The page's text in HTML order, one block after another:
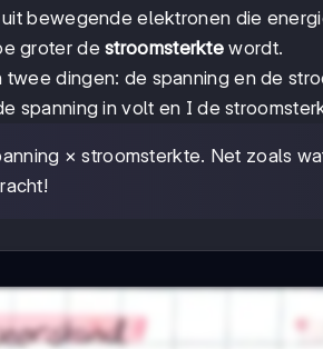
bewegende elektronen die
groter destroomsterkte wordt.
dingen: de spanning en de
spanning in volt en I de
× stroomsterkte. Net zoals